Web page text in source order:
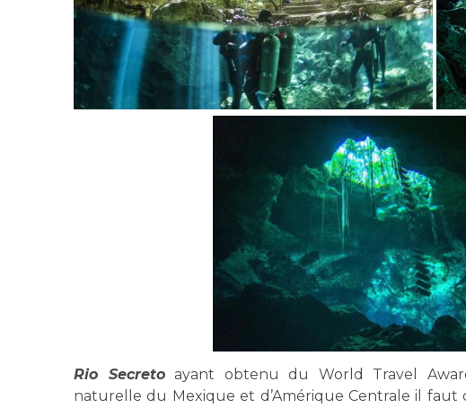
Rio Secretoayant obtenu du World Travel
naturelle du Mexique et d’Amérique Centrale il